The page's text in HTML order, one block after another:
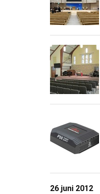
26 juni 2012